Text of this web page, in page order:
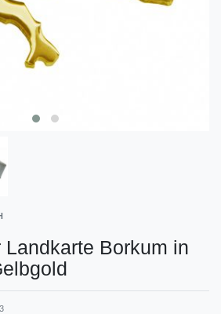
Landkarte Borkum in